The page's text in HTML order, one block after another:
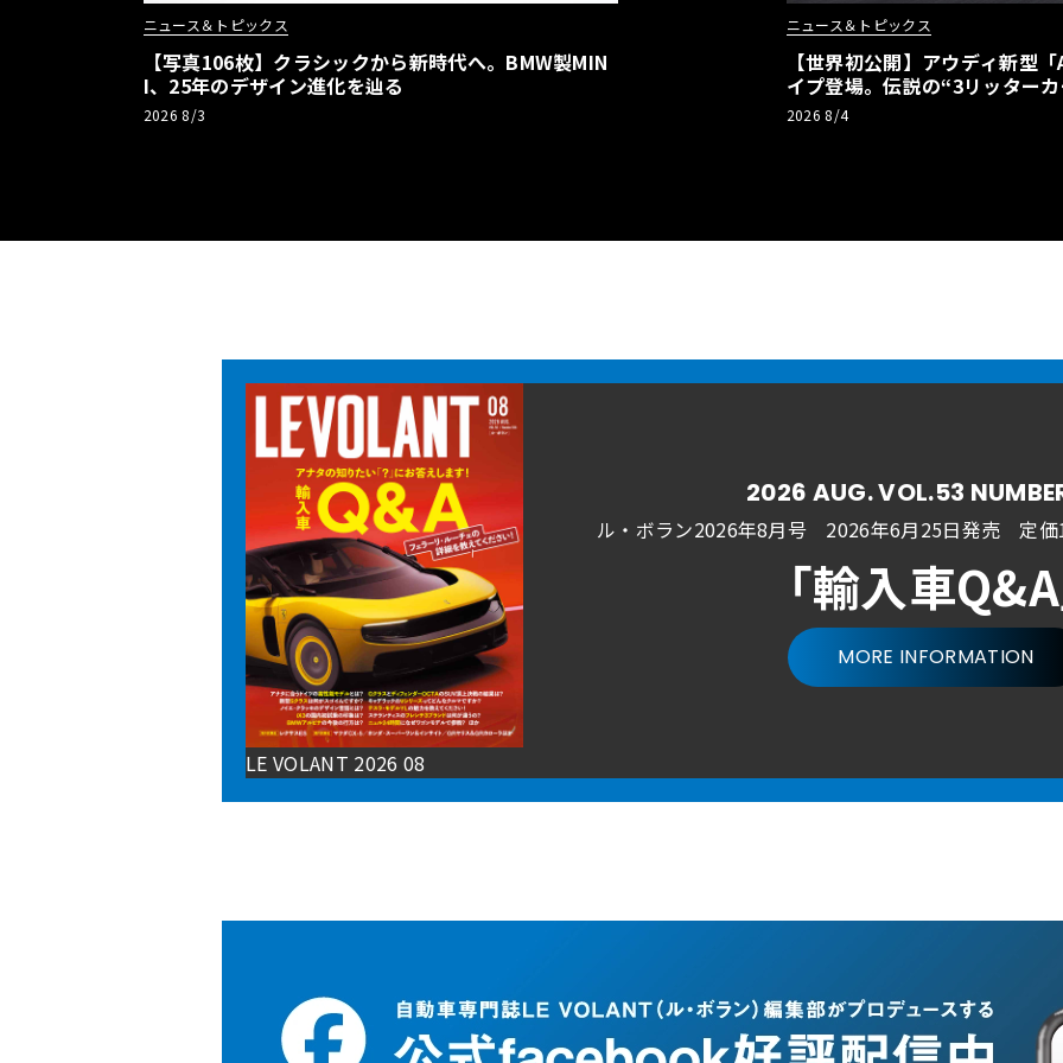
ニュース＆トピックス
【写真106枚】クラシックから新時代へ。BMW製MIN
I、25年のデザイン進化を辿る
2026 8/3
ニュース＆トピックス
【世界初公開】アウディ新型
イプ登場。伝説の“3リッター
リーBEVとして復活【画像38
2026 8/4
LE VOLANT 2026 08
2026 AUG. VOL.53
ル・ボラン2026年8月号 2026年6月25日発売 定
「輸入車
MORE INFORMATION